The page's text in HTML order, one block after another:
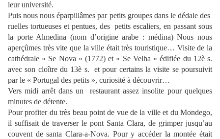
leur université.
Puis nous nous éparpillâmes par petits groupes dans le dédale des
ruelles tortueuses et pentues, des petits escaliers, en passant sous
la porte Almedina (nom d’origine arabe : médina) Nous nous
aperçûmes très vite que la ville était très touristique… Visite de la
cathédrale « Se Nova » (1772) et « Se Velha » édifiée du 12è s.
avec son cloître du 13è s.
et pour certains la visite se poursuivit
par le « Portugal des petits », curiosité à découvrir…
Vers midi arrêt dans un
restaurant assez insolite pour quelques
minutes de détente.
Pour profiter du très beau point de vue de la ville et du Mondego,
il suffisait de traverser le pont Santa Clara, de grimper jusqu’au
couvent de santa Clara-a-Nova. Pour y accéder la montée était